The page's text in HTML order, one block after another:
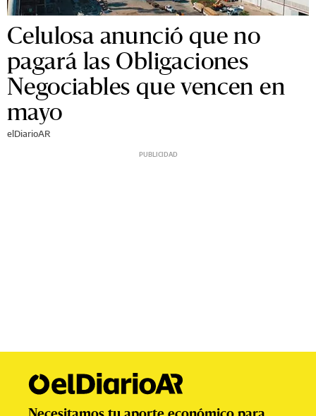
Celulosa anunció que no
pagará las Obligaciones
Negociables que vencen en
mayo
elDiarioAR